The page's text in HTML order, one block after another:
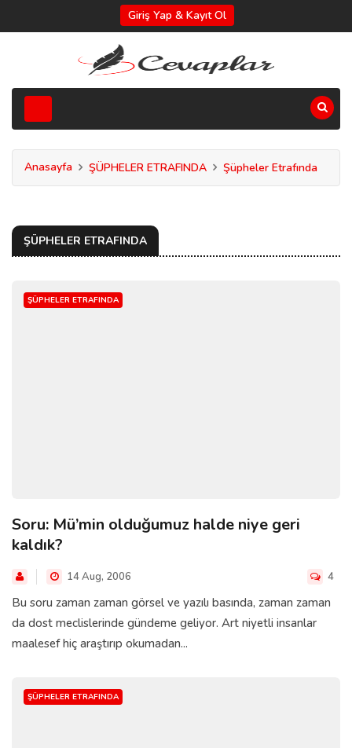
Giriş Yap & Kayıt Ol
Anasayfa ŞÜPHELER ETRAFINDA Şüpheler Etrafında
ŞÜPHELER ETRAFINDA
ŞÜPHELER ETRAFINDA
Soru: Mü’min olduğumuz halde niye geri
kaldık?
14 Aug, 2006 4
Bu soru zaman zaman görsel ve yazılı basında, zaman zaman
da dost meclislerinde gündeme geliyor. Art niyetli insanlar
maalesef hiç araştırıp okumadan...
ŞÜPHELER ETRAFINDA